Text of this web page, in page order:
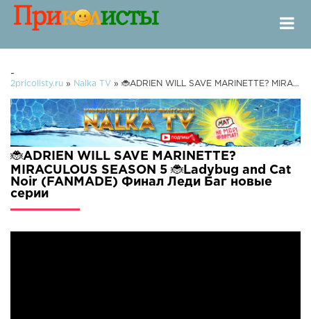
-
2pricolisty.ru » Nalka TV » 🐞ADRIEN WILL SAVE MARINETTE? MIRACULOUS SEASON 5 🐞Ladybug and Cat Noir (FANMADE) Финал Леди Баг
🐞ADRIEN WILL SAVE MARINETTE?
MIRACULOUS SEASON 5 🐞Ladybug and Cat
Noir (FANMADE) Финал Леди Баг новые
серии